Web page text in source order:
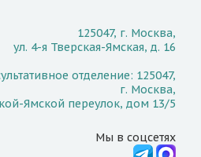
125047, г. Москва,
ул. 4-я Тверская-Ямская, д. 16
отделение: 125047,
г. Москва,
Ямской переулок, дом 13/5
Мы в соцсетях